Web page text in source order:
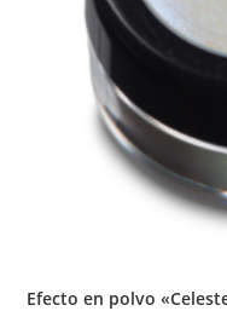
Efecto en polvo